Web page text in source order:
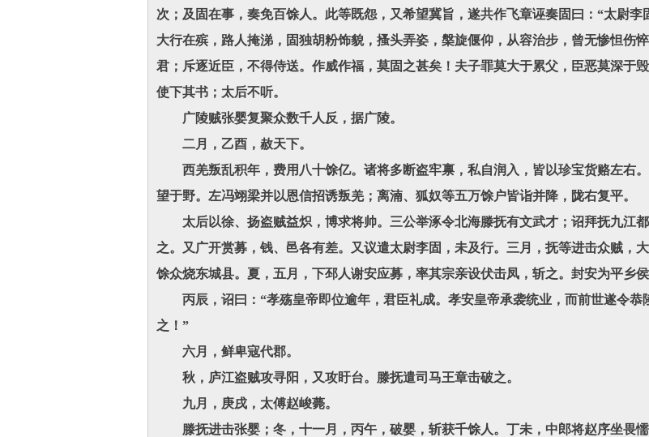
次；及固在事，奏免百馀人。此等既怨，又希望冀旨，遂共作飞章诬奏固曰：“太尉李
大行在殡，路人掩涕，固独胡粉饰貌，搔头弄姿，槃旋偃仰，从容治步，曾无惨怛伤
君；斥逐近臣，不得侍送。作威作福，莫固之甚矣！夫子罪莫大于累父，臣恶莫深于
使下其书；太后不听。
广陵贼张婴复聚众数千人反，据广陵。
二月，乙酉，赦天下。
西羌叛乱积年，费用八十馀亿。诸将多断盗牢禀，私自润入，皆以珍宝货赂左右
望于野。左冯翊梁并以恩信招诱叛羌；离湳、狐奴等五万馀户皆诣并降，陇右复平。
太后以徐、扬盗贼益炽，博求将帅。三公举涿令北海滕抚有文武才；诏拜抚九江
之。又广开赏募，钱、邑各有差。又议遣太尉李固，未及行。三月，抚等进击众贼，
馀众烧东城县。夏，五月，下邳人谢安应募，率其宗亲设伏击凤，斩之。封安为平乡
丙辰，诏曰：“孝殇皇帝即位逾年，君臣礼成。孝安皇帝承袭统业，而前世遂令恭
之！”
六月，鲜卑寇代郡。
秋，庐江盗贼攻寻阳，又攻盱台。滕抚遣司马王章击破之。
九月，庚戌，太傅赵峻薨。
滕抚进击张婴；冬，十一月，丙午，破婴，斩获千馀人。丁未，中郎将赵序坐畏懦